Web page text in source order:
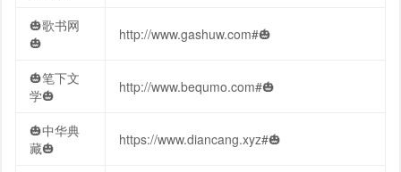
🎃歌书网
🎃
http://www.gashuw.com#🎃
🎃笔下文
学🎃
http://www.bequmo.com#🎃
🎃中华典
藏🎃
https://www.diancang.xyz#🎃